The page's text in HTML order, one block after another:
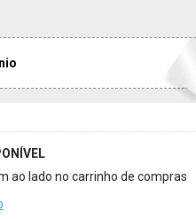
ao lado no carrinho de compras